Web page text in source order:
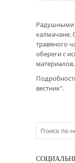
Радушными
калмачане.
травяного
обереги с
материалов.
вестник".